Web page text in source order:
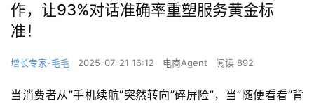
作，让93%对话准确率重塑服务黄金标
准！
增长专家-毛毛 2025-07-21 16:12 电商Agent 阅读 892
当消费者从”手机续航”突然转向”碎屏险”，当”随便看看”背